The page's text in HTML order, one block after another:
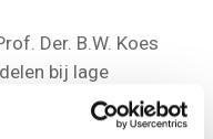
en
Der. B.W. Koes
bij lage
Diagnostiek,